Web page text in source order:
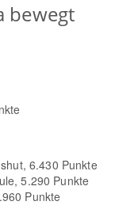
bewegt
6.430 Punkte
5.290 Punkte
Punkte